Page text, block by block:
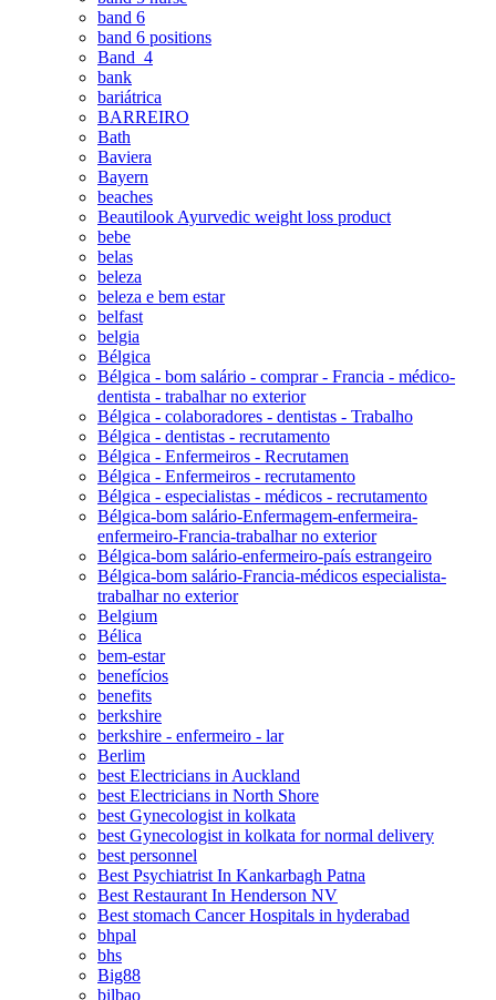
band 6
band 6 positions
Band_4
bank
bariátrica
BARREIRO
Bath
Baviera
Bayern
beaches
Beautilook Ayurvedic weight loss product
bebe
belas
beleza
beleza e bem estar
belfast
belgia
Bélgica
Bélgica - bom salário - comprar - Francia - médico-
dentista - trabalhar no exterior
Bélgica - colaboradores - dentistas - Trabalho
Bélgica - dentistas - recrutamento
Bélgica - Enfermeiros - Recrutamen
Bélgica - Enfermeiros - recrutamento
Bélgica - especialistas - médicos - recrutamento
Bélgica-bom salário-Enfermagem-enfermeira-
enfermeiro-Francia-trabalhar no exterior
Bélgica-bom salário-enfermeiro-país estrangeiro
Bélgica-bom salário-Francia-médicos especialista-
trabalhar no exterior
Belgium
Bélica
bem-estar
benefícios
benefits
berkshire
berkshire - enfermeiro - lar
Berlim
best Electricians in Auckland
best Electricians in North Shore
best Gynecologist in kolkata
best Gynecologist in kolkata for normal delivery
best personnel
Best Psychiatrist In Kankarbagh Patna
Best Restaurant In Henderson NV
Best stomach Cancer Hospitals in hyderabad
bhpal
bhs
Big88
bilbao